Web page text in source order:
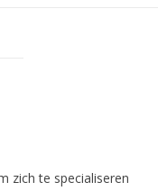
zich te specialiseren